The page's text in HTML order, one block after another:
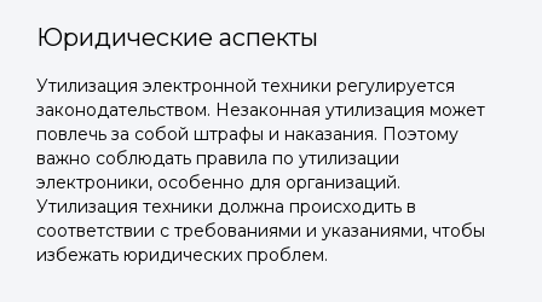
Юридические аспекты
Утилизация электронной техники регулируется
законодательством. Незаконная утилизация может
повлечь за собой штрафы и наказания. Поэтому
важно соблюдать правила по утилизации
электроники, особенно для организаций.
Утилизация техники должна происходить в
соответствии с требованиями и указаниями, чтобы
избежать юридических проблем.